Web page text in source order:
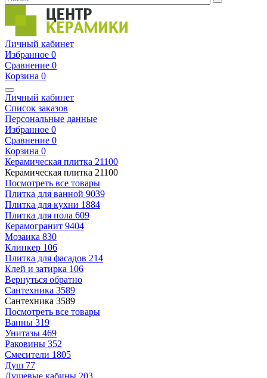
Личный кабинет
Избранное 0
Сравнение 0
Корзина 0
Личный кабинет
Список заказов
Персональные данные
Избранное 0
Сравнение 0
Корзина 0
Керамическая плитка 21100
Керамическая плитка 21100
Посмотреть все товары
Плитка для ванной 9039
Плитка для кухни 1884
Плитка для пола 609
Керамогранит 9404
Мозаика 830
Клинкер 106
Плитка для фасадов 214
Клей и затирка 106
Вернуться обратно
Сантехника 3589
Сантехника 3589
Посмотреть все товары
Ванны 319
Унитазы 469
Раковины 352
Смесители 1805
Душ 77
Душевые кабины 203